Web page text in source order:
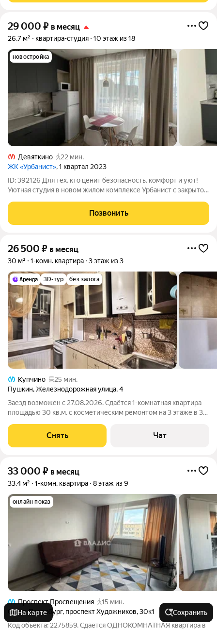
29 000 ₽ в месяц
26,7 м² квартира-студия 10 этаж из 18
новостройка
Девяткино
22 мин.
ЖК «Урбанист», 1 квартал 2023
ID: 392126 Для тех, кто ценит безопасность, комфорт и уют!
Уютная студия в новом жилом комплексе Урбанист с закрытой,
комфортного проживания: кухонный гарнитур с
холодильником, стиральной
Позвонить
26 500 ₽ в месяц
30 м² 1-комн. квартира 3 этаж из 3
3D-тур без залога
Купчино
25 мин.
Пушкин,Железнодорожная улица,4
Заезд возможен с 27.08.2026. Сдаётся 1-комнатная квартира
площадью 30 кв.м. с косметическим ремонтом на 3 этаже в 3-
Дом - кирпичный, окна
Снять Чат
33 000 ₽ в месяц
33,4 м² 1-комн. квартира 8 этаж из 9
онлайн показ
Проспект Просвещения
15 мин.
Санкт-Петербург, проспект Художников,30к1
Код объекта: 2275859. Сдаётся ОДНОКОМНАТНАЯ квартира в
На карте Сохранить